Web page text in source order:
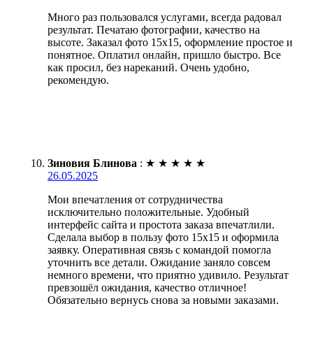
Много раз пользовался услугами, всегда радовал
результат. Печатаю фотографии, качество на
высоте. Заказал фото 15х15, оформление простое и
понятное. Оплатил онлайн, пришло быстро. Все
как просил, без нареканий. Очень удобно,
рекомендую.
Зиновия Блинова : ★ ★ ★ ★ ★
26.05.2025
Мои впечатления от сотрудничества
исключительно положительные. Удобный
интерфейс сайта и простота заказа впечатлили.
Сделала выбор в пользу фото 15х15 и оформила
заявку. Оперативная связь с командой помогла
уточнить все детали. Ожидание заняло совсем
немного времени, что приятно удивило. Результат
превзошёл ожидания, качество отличное!
Обязательно вернусь снова за новыми заказами.